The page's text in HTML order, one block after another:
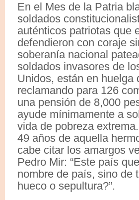
En el Mes de la Patria
soldados
auténticos patriotas que
defendieron con coraje
soberanía nacional
soldados invasores de
Unidos, están en huelga
reclamando para 126
una pensión de 8,000
ayude mínimamente a
vida de pobreza
49 años de aquella
cabe citar los amargos
Pedro Mir: “Este país
nombre de país, sino de
hueco o sepultura?”.